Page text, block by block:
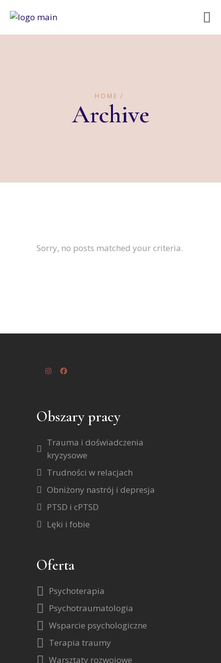
HOME
Archive
Sorry, no posts matched your criteria.
Obszary pracy
Trauma i doświadczenia
kryzysowe
Trudności w relacjach
Obniżony nastrój i depresja
PTSD i cPTSD
Lęki i fobie
Oferta
Psychoterapia
Psychotraumatologia
Wsparcie psychologiczne
Terapia traumy
Warsztaty rozwojowe